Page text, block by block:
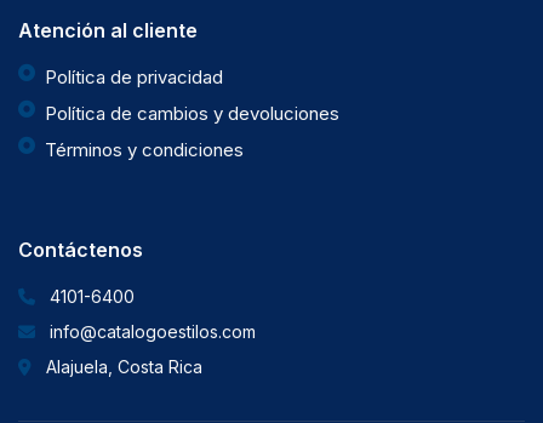
Atención al cliente
Política de privacidad
Política de cambios y devoluciones
Términos y condiciones
Contáctenos
4101-6400
info@catalogoestilos.com
Alajuela, Costa Rica